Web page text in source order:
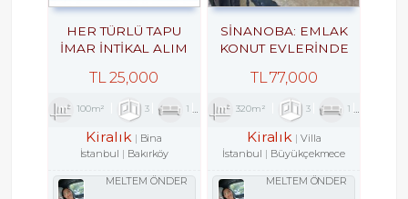
HER TÜRLÜ TAPU
İMAR İNTİKAL ALIM
ARACILIK VE
EKSPERTİZLİK ILE
KENTSEL DÖNÜŞÜM
DANIŞMANLIK
HİZMETLERİ
TL 25,000
100m² 3 1 2
Kiralık
Bina
İstanbul
Bakırköy
MELTEM ÖNDER
SİNANOBA: EMLAK
KONUT EVLERINDE
TL 77,000
320m² 3 1
Kiralık
Villa
İstanbul
Büyükçekmece
MELTEM ÖNDER